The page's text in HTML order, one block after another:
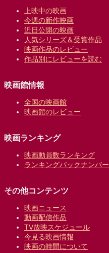
上映中の映画
今週の新作映画
近日公開の映画
人気シリーズ＆受賞作品
映画作品のレビュー
作品別にレビューを読む
映画館情報
全国の映画館
映画館のレビュー
映画ランキング
映画動員数ランキング
ランキングバックナンバー
その他コンテンツ
映画ニュース
動画配信作品
TV放映スケジュール
今見る映画情報
映画の時間について